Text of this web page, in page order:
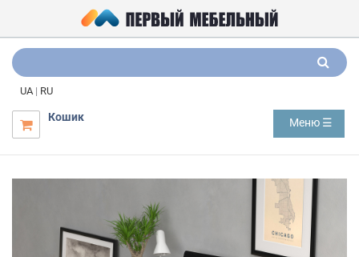
UA | RU

Кошик Меню ☰